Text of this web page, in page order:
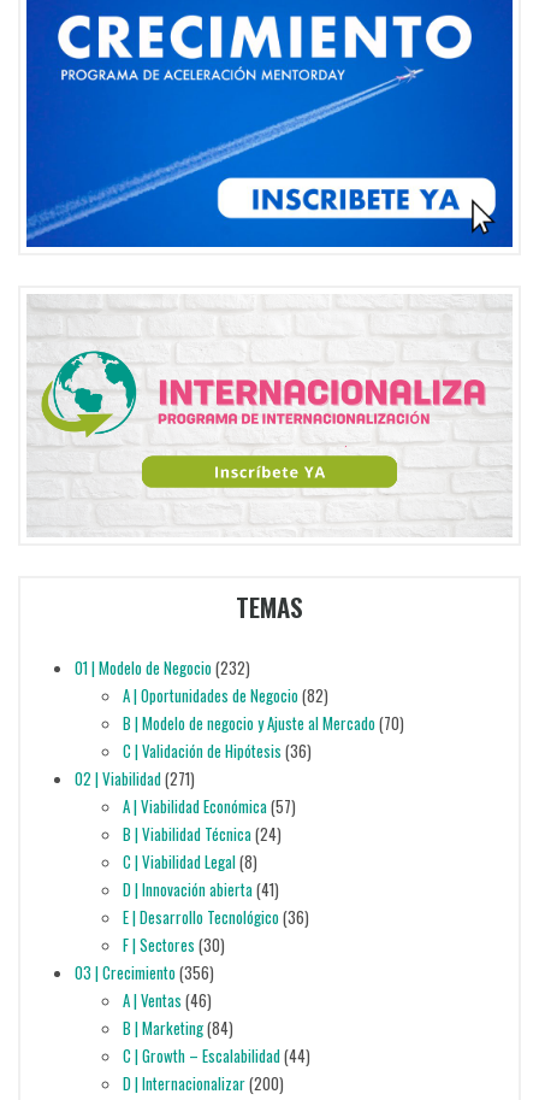
TEMAS
01 | Modelo de Negocio(232)
A | Oportunidades de Negocio(82)
B | Modelo de negocio y Ajuste al Mercado(70)
C | Validación de Hipótesis (36)
02 | Viabilidad(271)
A | Viabilidad Económica(57)
B | Viabilidad Técnica(24)
C | Viabilidad Legal(8)
D | Innovación abierta(41)
E | Desarrollo Tecnológico(36)
F | Sectores (30)
03 | Crecimiento(356)
A | Ventas (46)
B | Marketing(84)
C | Growth – Escalabilidad(44)
D | Internacionalizar(200)